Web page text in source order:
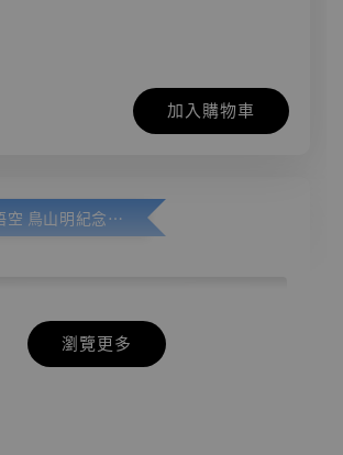
加入購物車
加購優惠【悟空 鳥山明紀念款 [奇蹟工作室]】
瀏覽更多